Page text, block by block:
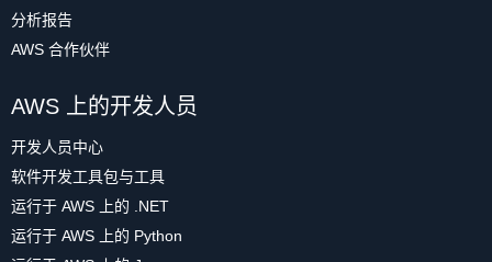
分析报告
AWS 合作伙伴
AWS 上的开发人员
开发人员中心
软件开发工具包与工具
运行于 AWS 上的 .NET
运行于 AWS 上的 Python